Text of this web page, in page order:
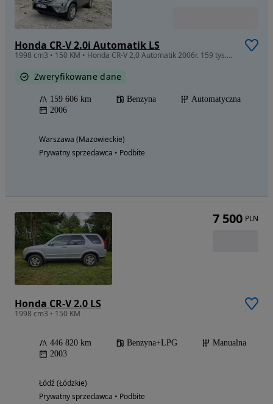
Honda CR-V 2.0i Automatik LS
1998 cm3 • 150 KM • Honda CR-V 2,0 Automatik 2006r. 159 tys.km Bezwypadkowy
Zweryfikowane dane
159 606 km Benzyna
Automatyczna
2006
Warszawa (Mazowieckie)
Prywatny sprzedawca • Podbite
Honda CR-V 2.0 LS
1998 cm3 • 150 KM
446 820 km Benzyna+LPG
Manualna
2003
Łódź (Łódzkie)
Prywatny sprzedawca • Podbite
7 500 PLN